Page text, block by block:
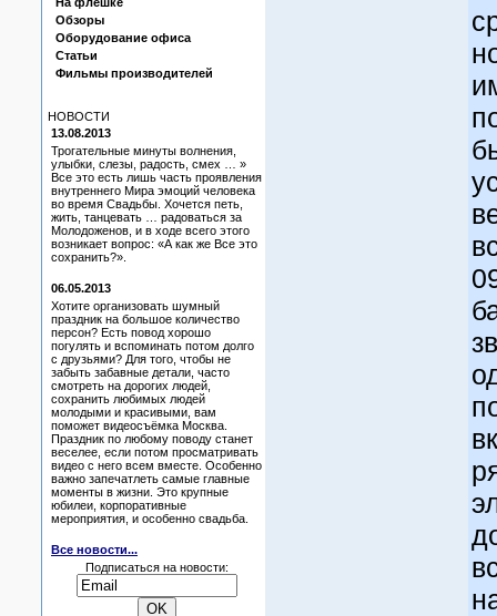
Обзоры
Оборудование офиса
Статьи
Фильмы производителей
НОВОСТИ
13.08.2013
Трогательные минуты волнения,
улыбки, слезы, радость, смех … »
Все это есть лишь часть проявления
внутреннего Мира эмоций человека
во время Свадьбы. Хочется петь,
жить, танцевать … радоваться за
Молодоженов, и в ходе всего этого
возникает вопрос: «А как же Все это
сохранить?».
06.05.2013
Хотите организовать шумный
праздник на большое количество
персон? Есть повод хорошо
погулять и вспоминать потом долго
с друзьями? Для того, чтобы не
забыть забавные детали, часто
смотреть на дорогих людей,
сохранить любимых людей
молодыми и красивыми, вам
поможет видеосъёмка Москва.
Праздник по любому поводу станет
веселее, если потом просматривать
видео с него всем вместе. Особенно
важно запечатлеть самые главные
моменты в жизни. Это крупные
юбилеи, корпоративные
мероприятия, и особенно свадьба.
Все новости...
Подписаться на новости: